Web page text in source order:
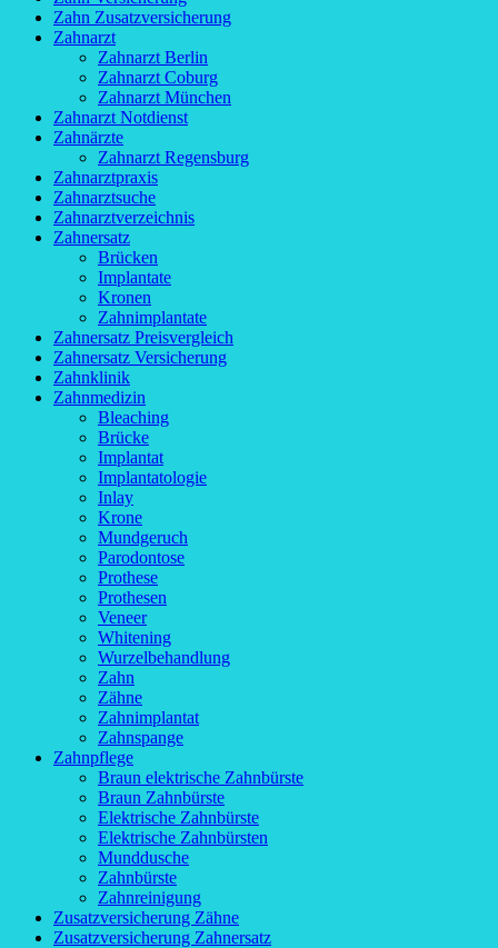
Zahn Zusatzversicherung
Zahnarzt
Zahnarzt Berlin
Zahnarzt Coburg
Zahnarzt München
Zahnarzt Notdienst
Zahnärzte
Zahnarzt Regensburg
Zahnarztpraxis
Zahnarztsuche
Zahnarztverzeichnis
Zahnersatz
Brücken
Implantate
Kronen
Zahnimplantate
Zahnersatz Preisvergleich
Zahnersatz Versicherung
Zahnklinik
Zahnmedizin
Bleaching
Brücke
Implantat
Implantatologie
Inlay
Krone
Mundgeruch
Parodontose
Prothese
Prothesen
Veneer
Whitening
Wurzelbehandlung
Zahn
Zähne
Zahnimplantat
Zahnspange
Zahnpflege
Braun elektrische Zahnbürste
Braun Zahnbürste
Elektrische Zahnbürste
Elektrische Zahnbürsten
Munddusche
Zahnbürste
Zahnreinigung
Zusatzversicherung Zähne
Zusatzversicherung Zahnersatz